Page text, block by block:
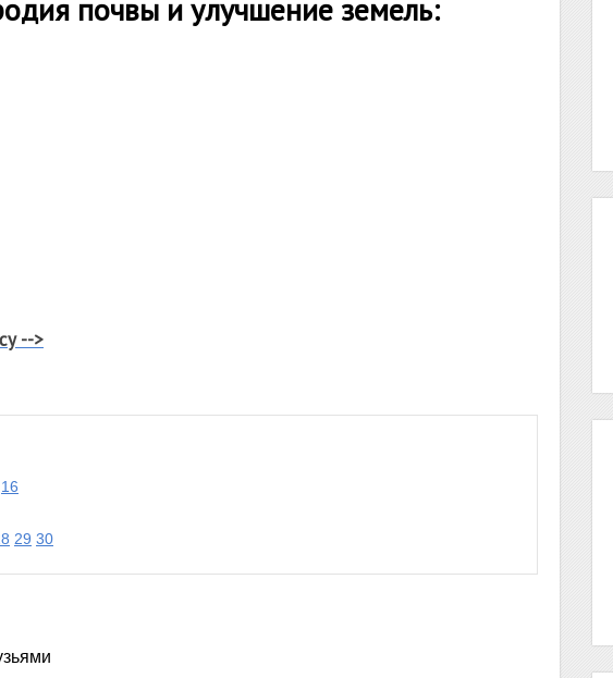
почвы и улучшение земель:
-->
16
29 30